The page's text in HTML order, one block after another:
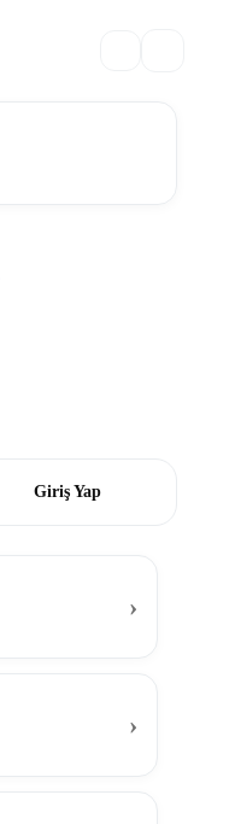
Giriş Yap